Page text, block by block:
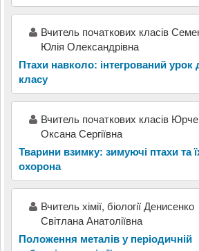
Вчитель початкових класів
Юлія Олександрівна
Птахи навколо: інтегрований урок
класу
Вчитель початкових класів
Оксана Сергіївна
Тварини взимку: зимуючі птахи та
охорона
Вчитель хімії, біології Денисенко
Світлана Анатоліївна
Положення металів у періодичній